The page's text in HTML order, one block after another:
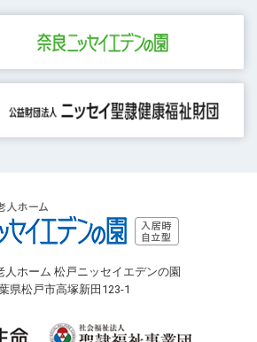
人ホーム 松戸ニッセイエデンの園
県松戸市高塚新田123-1